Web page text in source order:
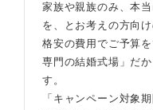
家族や親族のみ、本
を、とお考えの方向
格安の費用でご予算
専門の結婚式場」だ
す。
「キャンペーン対象期